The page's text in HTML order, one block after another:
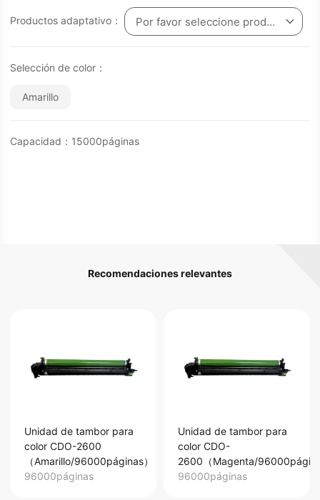
Productos adaptativo： Por favor seleccione producto
Selección de color：
Amarillo
Capacidad：15000páginas
Recomendaciones relevantes
Unidad de tambor para
color CDO-2600
（Amarillo/96000páginas）
96000páginas
Unidad de tambor para
color CDO-
2600（Magenta/
96000páginas